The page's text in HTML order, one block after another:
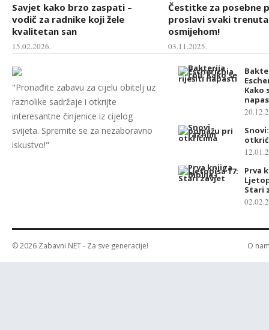
Savjet kako brzo zaspati –
vodič za radnike koji žele
kvalitetan san
15.02.2026.
Čestitke za posebne
proslavi svaki
osmijehom!
03.11.2025.
"Pronađite zabavu za cijelu obitelj uz
raznolike sadržaje i otkrijte
interesantne činjenice iz cijelog
svijeta. Spremite se za nezaboravno
iskustvo!"
Kako
Prva
Stari
© 2026 Zabavni NET- Za sve generacije! O